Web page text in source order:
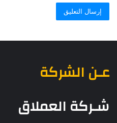
عـن الشركة
شـركة العملاق